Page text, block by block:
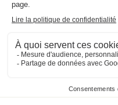
l'Espagne.
votre appartement dans la
sortir manger, les bars,
Bonà savoir